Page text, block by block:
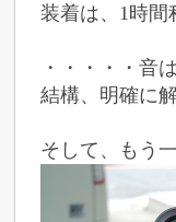
装着は、1時
・・・・・音
結構、明確に
そして、もう